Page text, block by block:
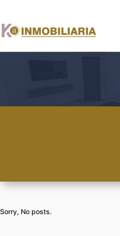
Sorry, No posts.